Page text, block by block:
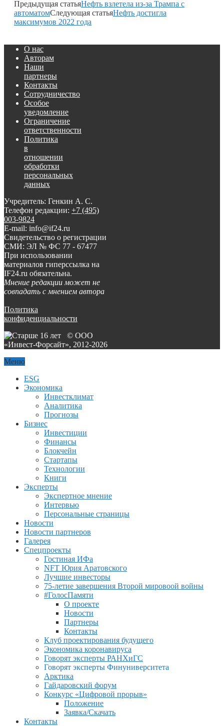
Предыдущая статьяНефть взлетела из-за Трампа с
автоматомСледующая статьяНефть достигла
максимумов 2022 года
О нас
Авторам
Наши
партнеры
Контакты
Сотрудничество
Особое
уведомление
Ограничение
ответственности
Политика
в
отношении
обработки
персональных
данных
Учредитель: Генкин А. С.
Телефон редакции: +7 (495)
003-9824
E-mail: info@if24.ru
Свидетельство о регистрации
СМИ: ЭЛ № ФС 77 - 67477
При использовании
материалов гиперссылка на
IF24.ru обязательна.
Мнение редакции может не
совпадать с мнением автора
Политика
конфиденциальности
© ООО
«Инвест-Форсайт», 2012-2026
Меню
ESG
Экономика
Инвестклимат
Аналитика
Прогнозы
Бизнес
Инвестиции
Финансы
Блокчейн
Стартапы
Технологии
Книги
Эксперты
Экспертное мнение
Интервью
Персональные страницы
Новости
Новости партнеров
Галерея
Спецпроекты
Гостиная ИФа
NFT Юрия Аратовского
Лучшие инвесторы
75-летие завершения Второй мировоой войны
#ГолосПамяти
О проекте
Новости
Партнеры
Контакты
Клуб проектирования будущего
Экономика коронавируса
Говорят эксперты РАНХиГС
Говорят эксперты Финуниверситета
Арктика
Гайдаровский форум
Конкурс «Цифровой прорыв»
Положение
Заявка/Скачать
Контакты